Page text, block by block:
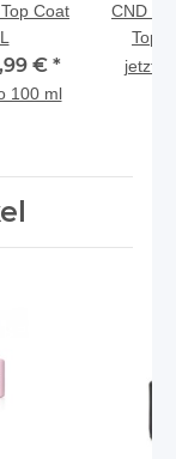
Coat
€ *
100 ml
CND
Top
jetzt